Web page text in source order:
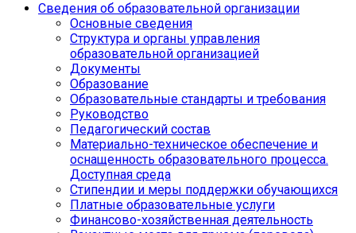
Сведения об образовательной организации
Основные сведения
Структура и органы управления
образовательной организацией
Документы
Образование
Образовательные стандарты и требования
Руководство
Педагогический состав
Материально-техническое обеспечение и
оснащенность образовательного процесса.
Доступная среда
Cтипендии и меры поддержки обучающихся
Платные образовательные услуги
Финансово-хозяйственная деятельность